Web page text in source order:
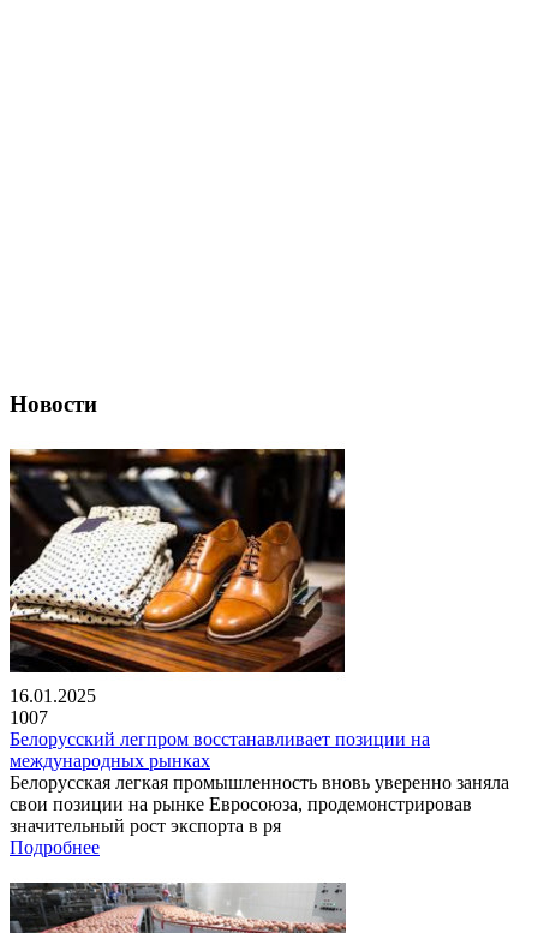
Новости
16.01.2025
1007
Белорусский легпром восстанавливает позиции на
международных рынках
Белорусская легкая промышленность вновь уверенно заняла
свои позиции на рынке Евросоюза, продемонстрировав
значительный рост экспорта в ря
Подробнее